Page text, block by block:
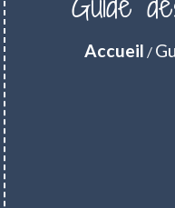
Accueil /